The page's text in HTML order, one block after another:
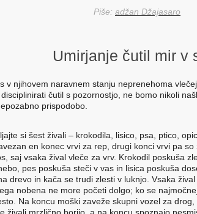
Piše: adžan Džajasaro
Umirjanje čutil mir v
v njihovem naravnem stanju neprenehoma
čutil s pozornostjo, ne bomo nikoli
prispodobo.
si šest živali – krokodila, lisico, psa, ptico,
en konec vrvi za rep, drugi konci vrvi pa so
saj vsaka žival vleče za vrv. Krokodil poskuša
pes poskuša steči v vas in lisica poskuša
drevo in kača se trudi zlesti v luknjo. Vsaka
nobena ne more početi dolgo; ko se
Na koncu moški zaveže skupni vozel za drog,